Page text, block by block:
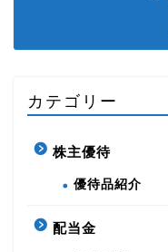
カテゴリー
株主優待
優待品紹介
配当金